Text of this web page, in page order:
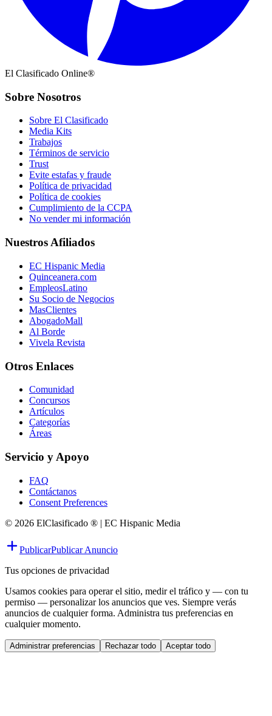
El Clasificado Online®
Sobre Nosotros
Sobre El Clasificado
Media Kits
Trabajos
Términos de servicio
Trust
Evite estafas y fraude
Política de privacidad
Política de cookies
Cumplimiento de la CCPA
No vender mi información
Nuestros Afiliados
EC Hispanic Media
Quinceanera.com
EmpleosLatino
Su Socio de Negocios
MasClientes
AbogadoMall
Al Borde
Vivela Revista
Otros Enlaces
Comunidad
Concursos
Artículos
Categorías
Áreas
Servicio y Apoyo
FAQ
Contáctanos
Consent Preferences
© 2026 ElClasificado ® | EC Hispanic Media
PublicarPublicar Anuncio
Tus opciones de privacidad
Usamos cookies para operar el sitio, medir el tráfico y — con tu
permiso — personalizar los anuncios que ves. Siempre verás
anuncios de cualquier forma. Administra tus preferencias en
cualquier momento.
Administrar preferencias Rechazar todo Aceptar todo